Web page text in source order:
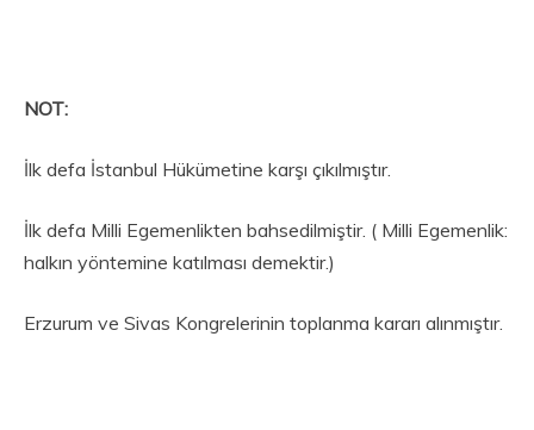
NOT:
İlk defa İstanbul Hükümetine karşı çıkılmıştır.
İlk defa Milli Egemenlikten bahsedilmiştir. ( Milli Egemenlik:
halkın yöntemine katılması demektir.)
Erzurum ve Sivas Kongrelerinin toplanma kararı alınmıştır.